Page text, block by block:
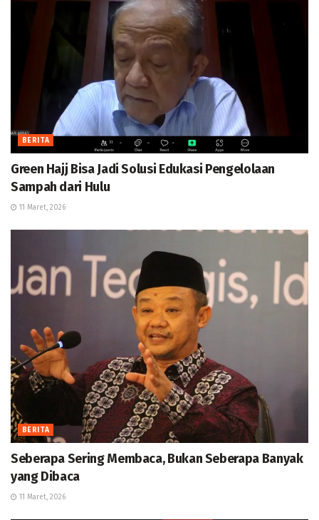
BERITA
Green Hajj Bisa Jadi Solusi Edukasi Pengelolaan
Sampah dari Hulu
11 Maret, 2026
BERITA
Seberapa Sering Membaca, Bukan Seberapa Banyak
yang Dibaca
11 Maret, 2026